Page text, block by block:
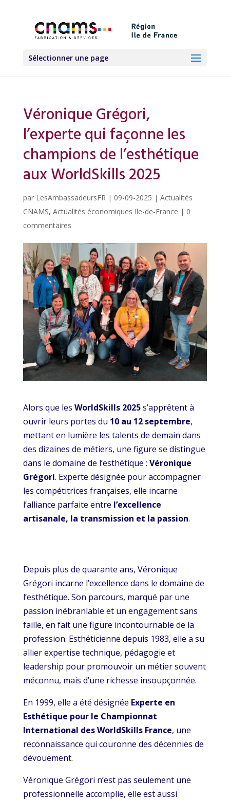
Sélectionner une page
Véronique Grégori,
l’experte qui façonne les
champions de l’esthétique
aux WorldSkills 2025
par LesAmbassadeursFR| 09-09-2025 | Actualités
CNAMS, Actualités économiques Ile-de-France | 0
commentaires
Alors que les WorldSkills 2025s’apprêtent à
ouvrir leurs portes du 10 au 12 septembre,
mettant en lumière les talents de demain dans
des dizaines de métiers, une figure se distingue
dans le domaine de l’esthétique : Véronique
Grégori. Experte désignée pour accompagner
les compétitrices françaises, elle incarne
l’alliance parfaite entre l’excellence
artisanale, la transmission et la passion.
Depuis plus de quarante ans, Véronique
Grégori incarne l’excellence dans le domaine de
l’esthétique. Son parcours, marqué par une
passion inébranlable et un engagement sans
faille, en fait une figure incontournable de la
profession. Esthéticienne depuis 1983, elle a su
allier expertise technique, pédagogie et
leadership pour promouvoir un métier souvent
méconnu, mais d’une richesse insoupçonnée.
En 1999, elle a été désignée Experte en
Esthétique pour le Championnat
International des WorldSkills France, une
reconnaissance qui couronne des décennies de
dévouement.
Véronique Grégori n’est pas seulement une
professionnelle accomplie, elle est aussi